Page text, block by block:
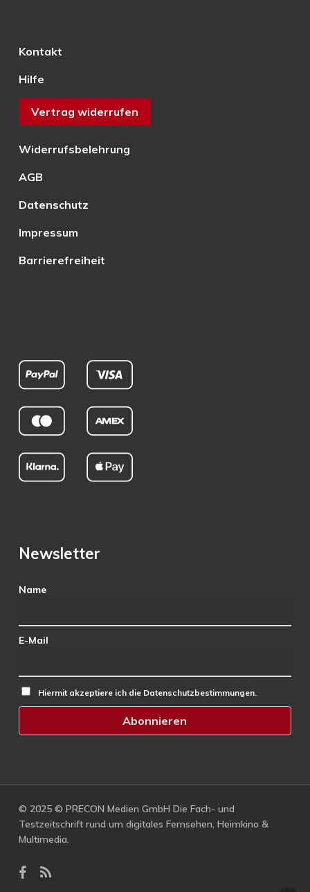
Kontakt
Hilfe
Vertrag widerrufen
Widerrufsbelehrung
AGB
Datenschutz
Impressum
Barrierefreiheit
Newsletter
Name
E-Mail
Hiermit akzeptiere ich die Datenschutzbestimmungen.
© 2025 © PRECON Medien GmbH Die Fach- und
Testzeitschrift rund um digitales Fernsehen, Heimkino &
Multimedia.
facebook
RSS